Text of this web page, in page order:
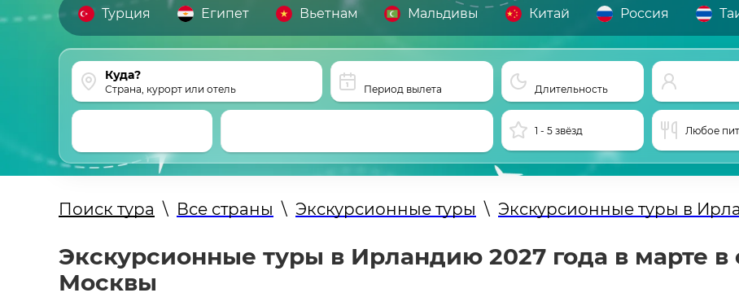
Турция Египет Вьетнам Мальдивы Китай Россия
Страна, курорт или отель Период вылета Длительность
1 - 5 звёзд Любое
Поиск тура \ Все страны \ Экскурсионные туры \ Экскурсионные туры в
Экскурсионные туры в Ирландию 2027 года в марте в
Москвы